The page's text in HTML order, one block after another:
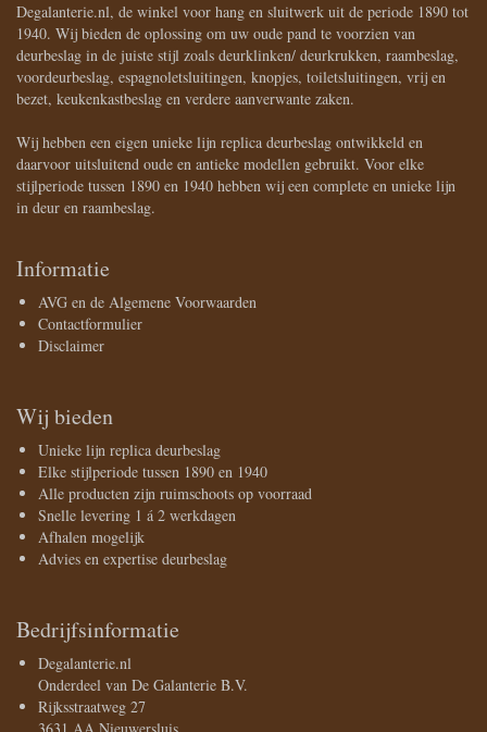
Degalanterie.nl, de winkel voor hang en sluitwerk uit de periode 1890 tot
1940. Wij bieden de oplossing om uw oude pand te voorzien van
deurbeslag in de juiste stijl zoals deurklinken/ deurkrukken, raambeslag,
voordeurbeslag, espagnoletsluitingen, knopjes, toiletsluitingen, vrij en
bezet, keukenkastbeslag en verdere aanverwante zaken.
Wij hebben een eigen unieke lijn replica deurbeslag ontwikkeld en
daarvoor uitsluitend oude en antieke modellen gebruikt. Voor elke
stijlperiode tussen 1890 en 1940 hebben wij een complete en unieke lijn
in deur en raambeslag.
Informatie
AVG en de Algemene Voorwaarden
Contactformulier
Disclaimer
Wij bieden
Unieke lijn replica deurbeslag
Elke stijlperiode tussen 1890 en 1940
Alle producten zijn ruimschoots op voorraad
Snelle levering 1 á 2 werkdagen
Afhalen mogelijk
Advies en expertise deurbeslag
Bedrijfsinformatie
Degalanterie.nl
Onderdeel van De Galanterie B.V.
Rijksstraatweg 27